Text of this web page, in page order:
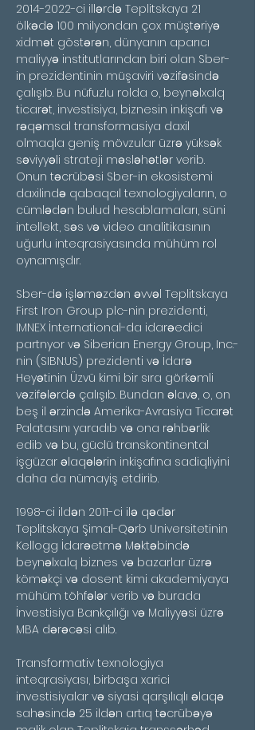
2014-2022-ci illərdə Teplitskaya 21
ölkədə 100 milyondan çox müştəriyə
xidmət göstərən, dünyanın aparıcı
maliyyə institutlarından biri olan Sber-
in prezidentinin müşaviri vəzifəsində
çalışıb. Bu nüfuzlu rolda o, beynəlxalq
ticarət, investisiya, biznesin inkişafı və
rəqəmsal transformasiya daxil
olmaqla geniş mövzular üzrə yüksək
səviyyəli strateji məsləhətlər verib.
Onun təcrübəsi Sber-in ekosistemi
daxilində qabaqcıl texnologiyaların, o
cümlədən bulud hesablamaları, süni
intellekt, səs və video analitikasının
uğurlu inteqrasiyasında mühüm rol
oynamışdır.
Sber-də işləməzdən əvvəl Teplitskaya
First Iron Group plc-nin prezidenti,
IMNEX İnternational-da idarəedici
partnyor və Siberian Energy Group, Inc.-
nin (SIBN:US) prezidenti və İdarə
Heyətinin Üzvü kimi bir sıra görkəmli
vəzifələrdə çalışıb. Bundan əlavə, o, on
beş il ərzində Amerika-Avrasiya Ticarət
Palatasını yaradıb və ona rəhbərlik
edib və bu, güclü transkontinental
işgüzar əlaqələrin inkişafına sadiqliyini
daha da nümayiş etdirib.
1998-ci ildən 2011-ci ilə qədər
Teplitskaya Şimal-Qərb Universitetinin
Kellogg İdarəetmə Məktəbində
beynəlxalq biznes və bazarlar üzrə
köməkçi və dosent kimi akademiyaya
mühüm töhfələr verib və burada
İnvestisiya Bankçılığı və Maliyyəsi üzrə
MBA dərəcəsi alıb.
Transformativ texnologiya
inteqrasiyası, birbaşa xarici
investisiyalar və siyasi qarşılıqlı əlaqə
sahəsində 25 ildən artıq təcrübəyə